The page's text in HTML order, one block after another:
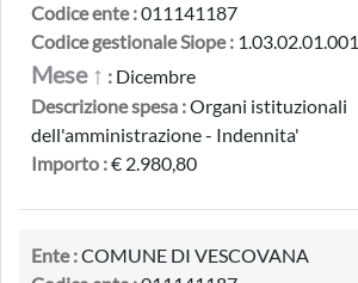
Codice ente :011141187
Codice gestionale Siope : 1.03.02.01.001
Mese ↑ : Dicembre
Descrizione spesa :Organi istituzionali
dell'amministrazione - Indennita'
Importo :€ 2.980,80
Ente :COMUNE DI VESCOVANA